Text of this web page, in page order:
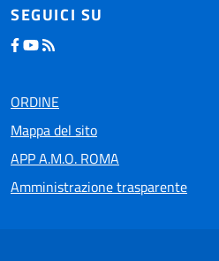
SEGUICI SU
ORDINE
Mappa del sito
APP A.M.O. ROMA
Amministrazione trasparente